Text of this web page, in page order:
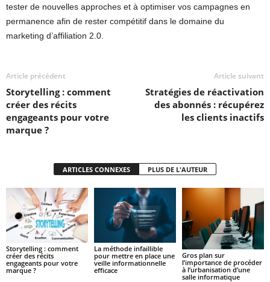
tester de nouvelles approches et à optimiser vos campagnes en
permanence afin de rester compétitif dans le domaine du
marketing d’affiliation 2.0.
Article précédent
Storytelling : comment
créer des récits
engageants pour votre
marque ?
Article suivant
Stratégies de réactivation
des abonnés : récupérez
les clients inactifs
ARTICLES CONNEXES PLUS DE L'AUTEUR
Storytelling : comment
créer des récits
engageants pour votre
marque ?
La méthode infaillible
pour mettre en place une
veille informationnelle
efficace
Gros plan sur
l’importance de procéder
à l’urbanisation d’une
salle informatique